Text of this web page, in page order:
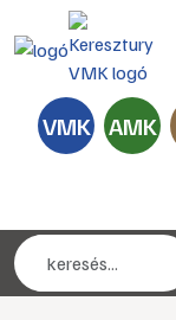
VMK AMK